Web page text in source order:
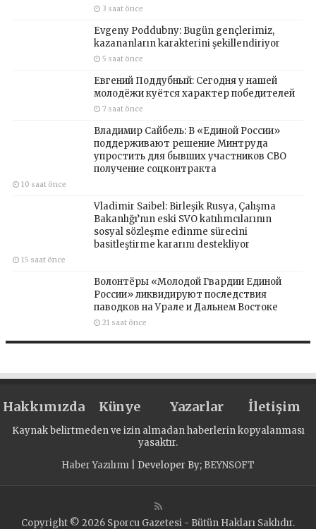
3 saat önce
Evgeny Poddubny: Bugün gençlerimiz,
kazananların karakterini şekillendiriyor
5 saat önce
Евгений Поддубный: Сегодня у нашей
молодёжи куётся характер победителей
7 saat önce
Владимир Сайбель: В «Единой России»
поддерживают решение Минтруда
упростить для бывших участников СВО
получение соцконтракта
10 saat önce
Vladimir Saibel: Birleşik Rusya, Çalışma
Bakanlığı’nın eski SVO katılımcılarının
sosyal sözleşme edinme sürecini
basitleştirme kararını destekliyor
15 saat önce
Волонтёры «Молодой Гвардии Единой
России» ликвидируют последствия
паводков на Урале и Дальнем Востоке
21 saat önce
Hakkımızda Künye Yazarlar İletişim
Kaynak belirtmeden ve izin almadan haberlerin kopyalanması
yasaktır.
Haber Yazılımı | Developer By; BEYNSOFT
Copyright © 2026 Sporcu Gazetesi - Bütün Hakları Saklıdır.